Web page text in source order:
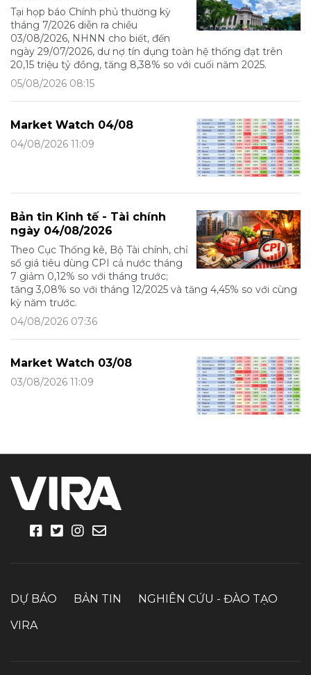
Tại họp báo Chính phủ thường kỳ
tháng 7/2026 diễn ra chiều
03/08/2026, NHNN cho biết, đến
ngày 29/07/2026, dư nợ tín dụng toàn hệ thống đạt trên
20,15 triệu tỷ đồng, tăng 8,38% so với cuối năm 2025.
05/08/2026 08:15
Market Watch 04/08
04/08/2026 11:09
Bản tin Kinh tế - Tài chính
ngày 04/08/2026
Theo Cục Thống kê, Bộ Tài chính, chỉ
số giá tiêu dùng CPI cả nước tháng
7 giảm 0,12% so với tháng trước;
tăng 3,08% so với tháng 12/2025 và tăng 4,45% so với cùng
kỳ năm trước.
04/08/2026 07:36
Market Watch 03/08
03/08/2026 11:09
DỰ BÁO BẢN TIN
NGHIÊN CỨU - ĐÀO TẠO
VIRA